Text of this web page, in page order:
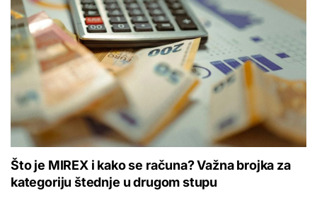
Što je MIREX i kako se računa? Važna brojka za
kategoriju štednje u drugom stupu